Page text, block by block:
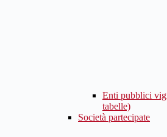
Enti pubblici
tabelle)
Società partecipate